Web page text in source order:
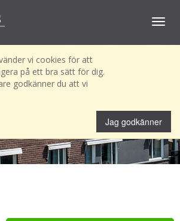
vi cookies för att
på ett bra sätt för dig.
godkänner du att vi
Jag godkänner
Toggle